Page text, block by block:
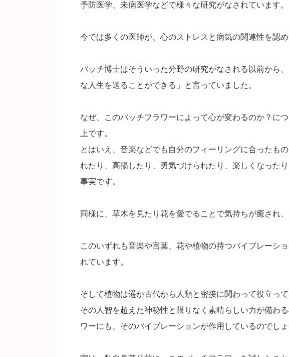
予防医学、未病医学などで様々な研究がなされています。
今では多くの医師が、心のストレスと病気の関連性を認め
バッチ博士はそういった分野の研究がなされる以前から
な人生を送ることができる」と言っていました。
なぜ、このバッチフラワーによって心が変わるのか？に
上です。
とはいえ、音楽などでも自分のフィーリングに合ったも
れたり、高揚したり、勇気づけられたり、楽しくなった
事実です。
同様に、草木を見たり花を愛でることで気持ちが癒され
このいずれも音楽や言葉、花や植物の持つバイブレーシ
れています。
そして植物は遥か古代から人類と密接に関わって役立って
その人智を超えた神秘性と限りなく素晴らしい力が備わ
ワーにも、そのバイブレーションが作用しているのでしょ